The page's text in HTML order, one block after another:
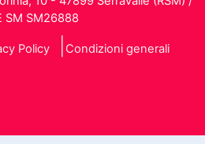
SM SM26888
Policy Condizioni generali